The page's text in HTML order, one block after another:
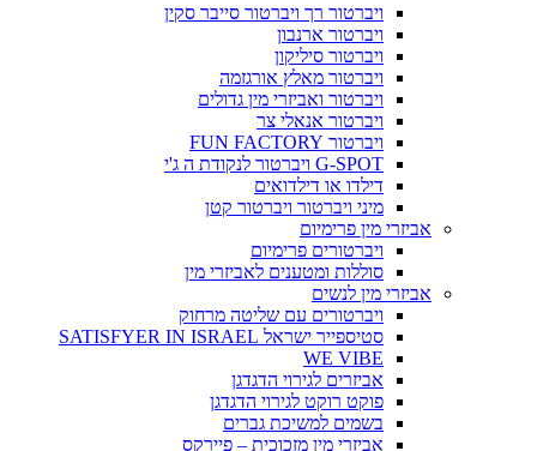
ויברטור רך ויברטור סייבר סקין
ויברטור ארנבון
ויברטור סיליקון
ויברטור מאלץ אורגזמה
ויברטור ואביזרי מין גדולים
ויברטור אנאלי צר
ויברטור FUN FACTORY
G-SPOT ויברטור לנקודת ה ג'י
דילדו או דילדואים
מיני ויברטור ויברטור קטן
אביזרי מין פרימיום
ויברטורים פרימיום
סוללות ומטענים לאביזרי מין
אביזרי מין לנשים
ויברטורים עם שליטה מרחוק
סטיספייר ישראל SATISFYER IN ISRAEL
WE VIBE
אביזרים לגירוי הדגדגן
פוקט רוקט לגירוי הדגדגן
בשמים למשיכת גברים
אביזרי מין מזכוכית – פיירקס